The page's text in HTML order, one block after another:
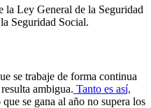
la Ley General de la Seguridad
Seguridad Social.
se trabaje de forma continua
ambigua. Tanto es así,
se gana al año no supera los